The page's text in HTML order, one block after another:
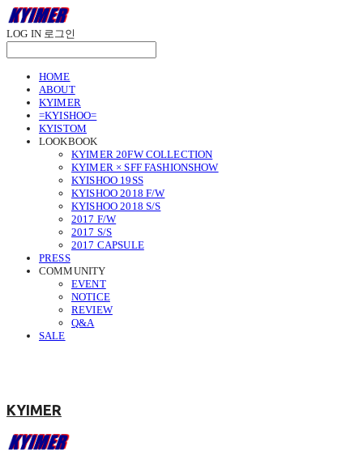
LOG IN 로그인
HOME
ABOUT
KYIMER
=KYISHOO=
KYISTOM
LOOKBOOK
KYIMER 20FW COLLECTION
KYIMER × SFF FASHIONSHOW
KYISHOO 19SS
KYISHOO 2018 F/W
KYISHOO 2018 S/S
2017 F/W
2017 S/S
2017 CAPSULE
PRESS
COMMUNITY
EVENT
NOTICE
REVIEW
Q&A
SALE
KYIMER